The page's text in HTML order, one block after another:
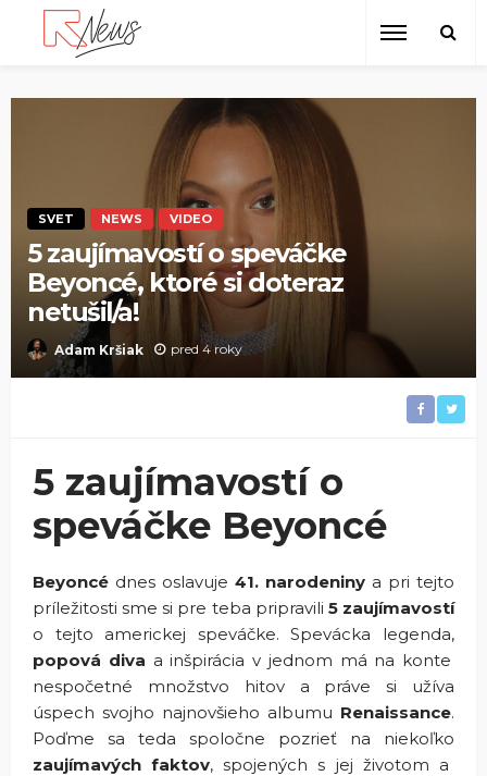
SVET NEWS VIDEO
5 zaujímavostí o speváčke
Beyoncé, ktoré si doteraz
netušil/a!
Adam Kršiak pred 4 roky
5 zaujímavostí o
speváčke Beyoncé
Beyoncé dnes oslavuje 41. narodeniny a pri tejto
príležitosti sme si pre teba pripravili 5 zaujímavostí
o tejto americkej speváčke. Spevácka legenda,
popová diva a inšpirácia v jednom má na konte
nespočetné množstvo hitov a práve si užíva
úspech svojho najnovšieho albumu Renaissance.
Poďme sa teda spoločne pozrieť na niekoľko
zaujímavých faktov, spojených s jej životom a